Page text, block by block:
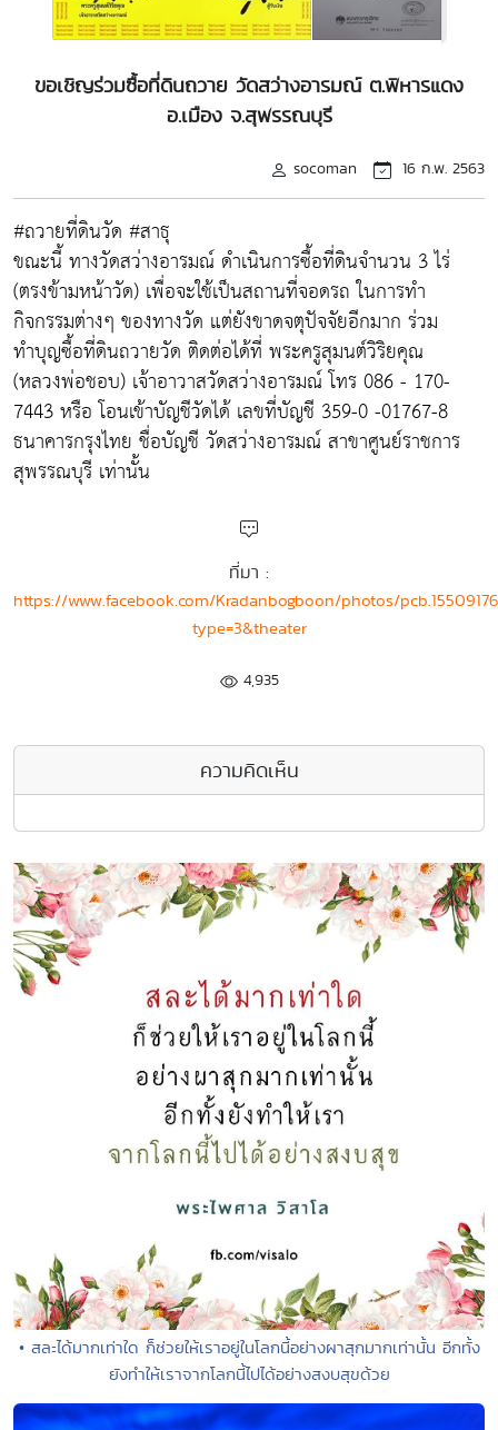
ขอเชิญร่วมซื้อที่ดินถวาย วัดสว่างอารมณ์ ต.พิหารแดง
อ.เมือง จ.สุพรรณบุรี
socoman 16 ก.พ. 2563
#ถวายที่ดินวัด #สาธุ
ขณะนี้ ทางวัดสว่างอารมณ์ ดำเนินการซื้อที่ดินจำนวน 3 ไร่
(ตรงข้ามหน้าวัด) เพื่อจะใช้เป็นสถานที่จอดรถ ในการทำ
กิจกรรมต่างๆ ของทางวัด แต่ยังขาดจตุปัจจัยอีกมาก ร่วม
ทำบุญซื้อที่ดินถวายวัด ติดต่อได้ที่ พระครูสุมนต์วิริยคุณ
(หลวงพ่อชอบ) เจ้าอาวาสวัดสว่างอารมณ์ โทร 086 - 170-
7443 หรือ โอนเข้าบัญชีวัดได้ เลขที่บัญชี 359-0 -01767-8
ธนาคารกรุงไทย ชื่อบัญชี วัดสว่างอารมณ์ สาขาศูนย์ราชการ
สุพรรณบุรี เท่านั้น
ที่มา :
https://www.facebook.com/Kradanbogboon/photos/
type=3&theater
4,935
ความคิดเห็น
• สละได้มากเท่าใด ก็ช่วยให้เราอยู่ในโลกนี้อย่างผาสุกมากเท่านั้น อีกทั้ง
ยังทำให้เราจากโลกนี้ไปได้อย่างสงบสุขด้วย